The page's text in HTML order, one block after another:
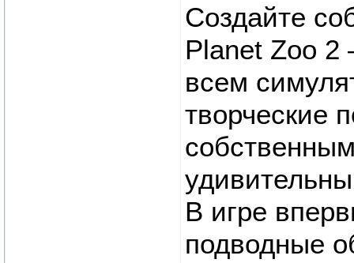
Создайте
Planet Zoo
всем
творческие
В игре
подводные